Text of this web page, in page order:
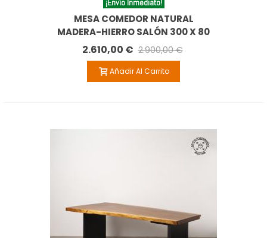
¡Envío Inmediato!
MESA COMEDOR NATURAL
MADERA-HIERRO SALÓN 300 X 80
X 80 CM
2.610,00 € 2.900,00 €
Añadir Al Carrito